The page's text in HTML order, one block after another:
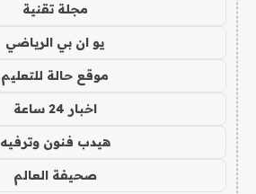
مجلة تقنية
يو ان بي الرياضي
موقع حالة للتعليم
اخبار 24 ساعة
هيدب فنون وترفيه
صحيفة العالم